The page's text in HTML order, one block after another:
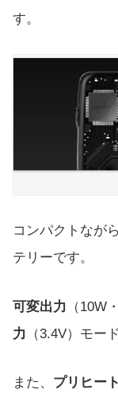
す。
コンパクトなが
テリーです。
可変出力 （10W
力
（3.4V）モー
また、 プリヒー